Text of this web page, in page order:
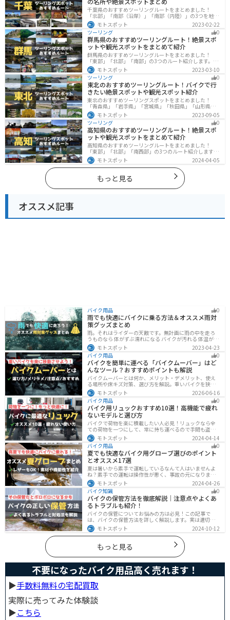
千葉県のおすすめツーリングルートをまとめました！
「北部」「南部（沿岸）」「南部（内陸）」の3つを地域
別で紹介します！千葉は首都圏からのアクセスも良く、
海と山どちらも堪能できるのでツーリングには最適な場
所です。
モトスポット
2023-02-22
ツーリング
0
群馬県のおすすめツーリングルート！絶景スポ
ットや観光スポットをまとめて紹介
群馬県のおすすめツーリングルートをまとめました！
「東部」「北部」「南部」の3つのルート紹介します。草
津温泉や伊香保温泉など全国でも有名な温泉や豊かな自
然を満喫するツーリングができます。バイクで群馬県に
ツーリングに行く際は参考にしてください。
モトスポット
2023-03-10
ツーリング
0
東北のおすすめツーリングルート！バイクで行
きたい絶景スポットや観光スポット紹介
東北のおすすめツーリングスポットをまとめました！
「青森県」「岩手県」「宮城県」「秋田県」「山形県」
「福島県」の各県の観光地紹介します。自然豊かな山々
や湖、温泉地が点在し、四季折々の景色を楽しめるスポ
ットが多数あります。バイクで東北にツーリングに行く
際は参考にしてください。
モトスポット
2023-09-05
ツーリング
0
高知県のおすすめツーリングルート！絶景スポ
ットや観光スポットをまとめて紹介
高知県のおすすめツーリングルートをまとめました！
「東部」「北部」「南西部」の3つのルート紹介します。
山と海どちらも楽しめるスポットが多数あり、様々な楽
しみ方ができます。バイクで高知県にツーリングに行く
際は参考にしてください。
モトスポット 2024-04-05
もっと見る
オススメ記事
バイク用品 0
雨でも快適にバイクに乗る方法＆オススメ雨対
策グッズまとめ
雨。それはライダーの天敵です。無計画に雨の中を走ろ
うものなら 体がずぶ濡れになる バイクが汚れる 体温が奪
われて集中力が低下する 雨で視界が悪くなる 路面が濡れ
て滑りやすくなるなど、晴れの日にはないマイナス要素
が盛りだくさんでライダーに押し寄せてきます。そんな
雨の中を好んで走ろうなんて誰も考えていないはずです
が、どうしても避けられない場合もありますよね。この
記事では、レインウエアや防水バッグをはじめ、ライダ
ーや荷物を雨から守るための方法やグッズなどについて
紹介します。雨はライダーにとって非常に厄介なモノで
すが、バッチリと対策しておけば意外と快適に走れてし
まうものです
モトスポット
2023-04-23
バイク用品
0
バイクを簡単に運べる「バイクムーバー」はど
んなツール？おすすめポイントも解説
バイクムーバーとは何か、メリット・デメリット、使え
る場所や床キズ対策、選び方を解説。重いバイクを狭い
ガレージで楽に移動したい方へ、ワールドウォークやFov
nyなどおすすめ商品2選の特徴も紹介します。駐車時の切
り返しや転倒の不安を減らしたいライダー必見です。導
入前の注意点もわかります。安全面まで確認。
モトスポット
2026-06-16
バイク用品
0
バイク用リュックおすすめ10選！高機能で疲れ
ないモデルと選び方
バイクで荷物を楽に積載したい人必見！リュックなら全
ての荷物を一つにして、常に持ち運べるので手間も盗ま
れる心配もありません。腰や肩の負担を軽減して通勤通
学・ツーリングを快適にできるオススメリュックを紹介
します。
モトスポット
2024-04-14
バイク用品
0
夏でも快適なバイク用グローブ選びのポイント
とオススメ17選
夏は暑いから素手で運転しているなんて人はいませんよ
ね？素手での運転は操作性が悪く、事故の元になりま
す。直射日光が当たり日焼けで余計に暑くなります。夏に
は夏用グローブを使うことで、素手より涼しく快適にバ
イクに乗ることができるので是非使いましょう。
モトスポット
2024-04-26
バイク知識
0
バイクの保管方法を徹底解説｜注意点やよくあ
るトラブルも紹介！
バイクの保管についてお悩みの方は必見！この記事で
は、バイクの保管方法を詳しく解説します。実は適切に
保管しなければ、バイクの状態を悪化させる恐れがあり
ます。記事を参考にすれば、バイクを状態良く長持ちさ
せることが可能です。
モトスポット 2024-10-12
もっと見る
不要になったバイク用品高く売れます！
▶︎手数料無料の宅配買取
実際に売ってみた体験談
▶︎こちら